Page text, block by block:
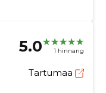
5.0 1 hinnang
Tartumaa